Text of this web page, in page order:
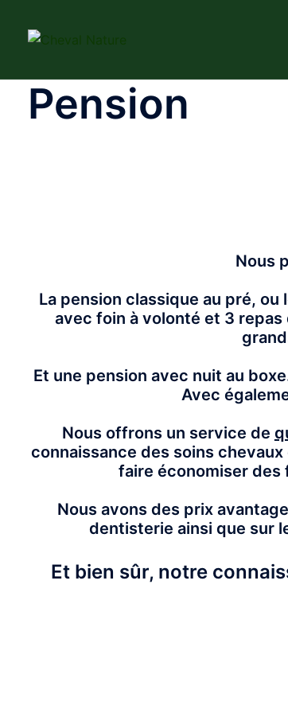
Pension
Nous
La pension classique au pré,
avec foin à volonté et 3
Et une pension avec nuit au
Avec
Nous offrons un service de
connaissance des soins
faire économiser des
Nous avons des prix
dentisterie ainsi que sur
Et bien sûr, notre